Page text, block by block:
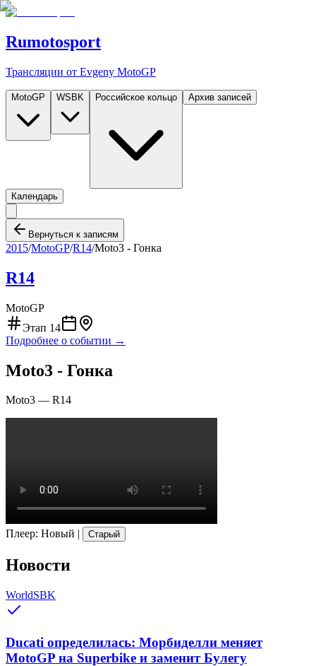
Rumotosport
Трансляции от Evgeny MotoGP
MotoGP WSBK Российское кольцо Архив записей
Календарь
Вернуться к записям
2015/MotoGP/R14/Moto3 - Гонка
R14
MotoGP
Этап 14
Подробнее о событии →
Moto3 - Гонка
Moto3 — R14
Плеер: Новый | Старый
Новости
WorldSBK
Ducati определилась: Морбиделли меняет
MotoGP на Superbike и заменит Булегу